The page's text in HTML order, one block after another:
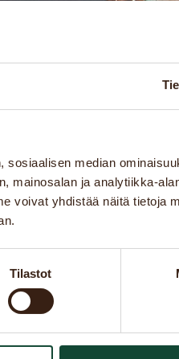
median
mainosalan ja analytiikka-
voivat yhdistää näitä tietoja
Tilastot